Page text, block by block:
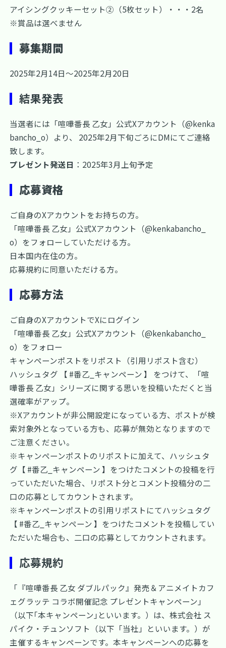
アイシングクッキーセット②（5枚セット）・・・2名
※賞品は選べません
募集期間
2025年2月14日～2025年2月20日
結果発表
当選者には「喧嘩番長 乙女」公式Xアカウント（@kenka
bancho_o）より、 2025年2月下旬ごろにDMにてご連絡
致します。
プレゼント発送日 ：2025年3月上旬予定
応募資格
ご自身のXアカウントをお持ちの方。
「喧嘩番長 乙女」公式Xアカウント（@kenkabancho_
o）をフォローしていただける方。
日本国内在住の方。
応募規約に同意いただける方。
応募方法
ご自身のXアカウントでXにログイン
「喧嘩番長 乙女」公式Xアカウント（@kenkabancho_
o）をフォロー
キャンペーンポスト をリポスト（引用リポスト含む）
ハッシュタグ 【 #番乙_キャンペーン 】 をつけて、「喧
嘩番長 乙女」シリーズに関する思いを投稿いただくと当
選確率がアップ。
※Xアカウントが非公開設定になっている方、ポストが検
索対象外となっている方も、応募が無効となりますので
ご注意ください。
※キャンペーンポストのリポストに加えて、ハッシュタ
グ【 #番乙_キャンペーン 】をつけたコメントの投稿を行
っていただいた場合、リポスト分とコメント投稿分の二
口の応募としてカウントされます。
※キャンペーンポストの引用リポストにてハッシュタグ
【 #番乙_キャンペーン 】をつけたコメントを投稿してい
ただいた場合も、二口の応募としてカウントされます。
応募規約
「『喧嘩番長 乙女 ダブルパック』発売＆アニメイトカフ
ェグラッテ コラボ開催記念 プレゼントキャンペーン」
（以下｢本キャンペーン｣といいます。）は、株式会社 ス
パイク・チュンソフト（以下「当社」といいます。）が
主催するキャンペーンです。本キャンペーンへの応募を